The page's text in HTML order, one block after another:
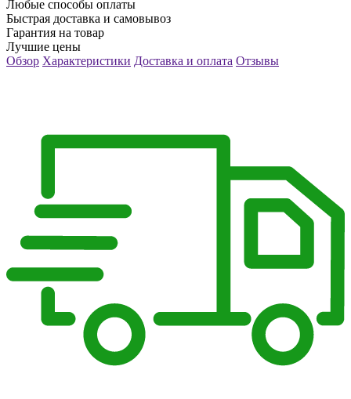
Любые способы оплаты
Быстрая доставка и самовывоз
Гарантия на товар
Лучшие цены
Обзор Характеристики Доставка и оплата Отзывы